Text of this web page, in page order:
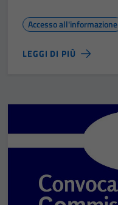
Accesso all'informazione
LEGGI DI PIÙ